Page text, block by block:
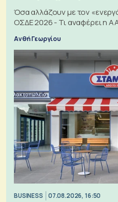
Όσα αλλάζουν με τον
ΟΣΔΕ 2026 - Τι αναφέρει η
Ανθή Γεωργίου
BUSINESS 07.08.2026, 16:50